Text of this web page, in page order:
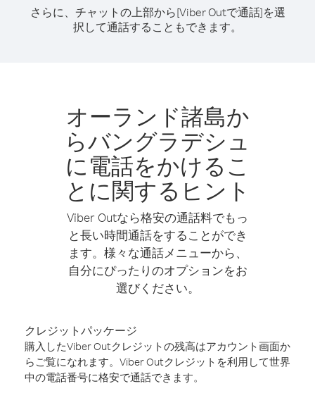
さらに、チャットの上部から[Viber Outで通話]を選
択して通話することもできます。
オーランド諸島か
らバングラデシュ
に電話をかけるこ
とに関するヒント
Viber Outなら格安の通話料でもっ
と長い時間通話をすることができ
ます。様々な通話メニューから、
自分にぴったりのオプションをお
選びください。
クレジットパッケージ
購入したViber Outクレジットの残高はアカウント画面か
らご覧になれます。Viber Outクレジットを利用して世界
中の電話番号に格安で通話できます。